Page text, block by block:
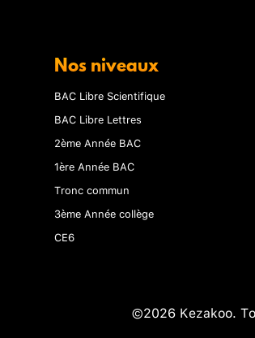
Nos niveaux
BAC Libre Scientifique
BAC Libre Lettres
2ème Année BAC
1ère Année BAC
Tronc commun
3ème Année collège
CE6
©2026 Kezakoo.